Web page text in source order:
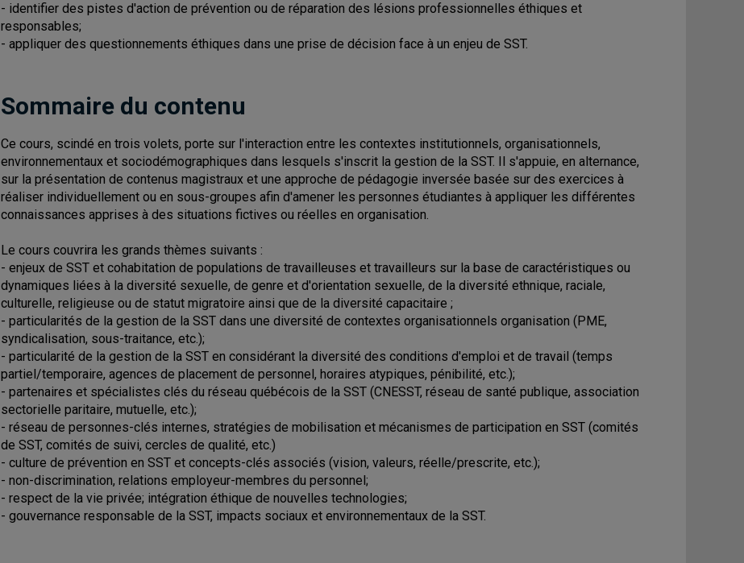
- identifier des pistes d'action de prévention ou de réparation des lésions professionnelles éthiques et
responsables;
- appliquer des questionnements éthiques dans une prise de décision face à un enjeu de SST.
Sommaire du contenu
Ce cours, scindé en trois volets, porte sur l'interaction entre les contextes institutionnels, organisationnels,
environnementaux et sociodémographiques dans lesquels s'inscrit la gestion de la SST. Il s'appuie, en alternance,
sur la présentation de contenus magistraux et une approche de pédagogie inversée basée sur des exercices à
réaliser individuellement ou en sous-groupes afin d'amener les personnes étudiantes à appliquer les différentes
connaissances apprises à des situations fictives ou réelles en organisation.
Le cours couvrira les grands thèmes suivants :
- enjeux de SST et cohabitation de populations de travailleuses et travailleurs sur la base de caractéristiques ou
dynamiques liées à la diversité sexuelle, de genre et d'orientation sexuelle, de la diversité ethnique, raciale,
culturelle, religieuse ou de statut migratoire ainsi que de la diversité capacitaire ;
- particularités de la gestion de la SST dans une diversité de contextes organisationnels organisation (PME,
syndicalisation, sous-traitance, etc.);
- particularité de la gestion de la SST en considérant la diversité des conditions d'emploi et de travail (temps
partiel/temporaire, agences de placement de personnel, horaires atypiques, pénibilité, etc.);
- partenaires et spécialistes clés du réseau québécois de la SST (CNESST, réseau de santé publique, association
sectorielle paritaire, mutuelle, etc.);
- réseau de personnes-clés internes, stratégies de mobilisation et mécanismes de participation en SST (comités
de SST, comités de suivi, cercles de qualité, etc.)
- culture de prévention en SST et concepts-clés associés (vision, valeurs, réelle/prescrite, etc.);
- non-discrimination, relations employeur-membres du personnel;
- respect de la vie privée; intégration éthique de nouvelles technologies;
- gouvernance responsable de la SST, impacts sociaux et environnementaux de la SST.